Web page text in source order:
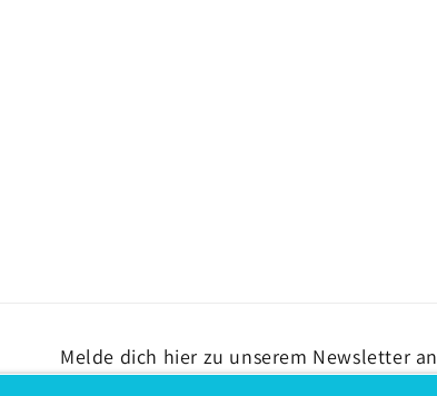
Melde dich hier zu unserem Newsletter an